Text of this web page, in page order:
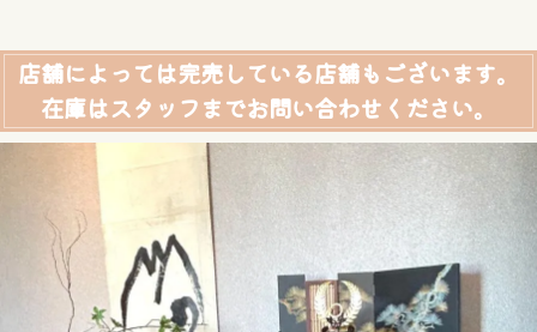
店舗によっては完売している店舗もございます。
在庫はスタッフまでお問い合わせください。